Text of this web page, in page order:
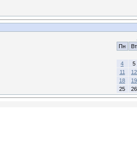
Пн
Вт
4
5
11
12
18
19
25
26